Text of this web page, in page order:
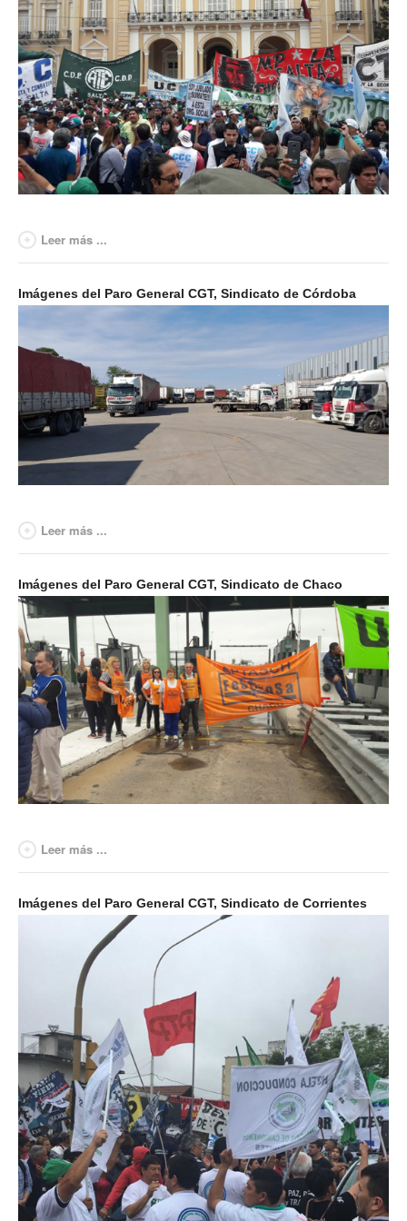
Acuerdos por empresa
Sistemas
Impresión de boletas
Arancel psicofísico
CCT 40/89
Actualidad
Impresión de boletas
Contacto
Contáctenos
Contacto secretarías
Contacto sindicatos
Leer más ...
Imágenes del Paro General CGT, Sindicato de Córdoba
Leer más ...
Imágenes del Paro General CGT, Sindicato de Chaco
Leer más ...
Imágenes del Paro General CGT, Sindicato de Corrientes